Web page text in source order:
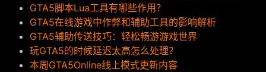
GTA5脚本Lua工具有哪些作用？
GTA5在线游戏中作弊和辅助工具的影响解析
GTA5辅助传送技巧：轻松畅游游戏世界
玩GTA5的时候延迟太高怎么处理？
本周GTA5Online线上模式更新内容